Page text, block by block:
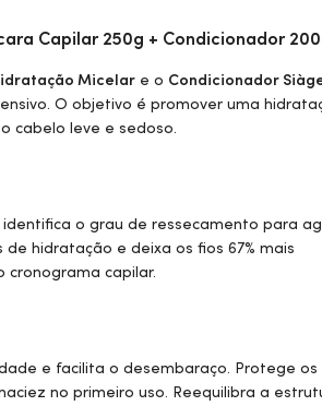
Capilar 250g + Condicionador
Micelar e o Condicionador
O objetivo é promover uma
cabelo leve e sedoso.
o grau de ressecamento para
hidratação e deixa os fios 67% mais
cronograma capilar.
e facilita o desembaraço. Protege os
no primeiro uso. Reequilibra a